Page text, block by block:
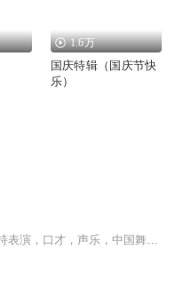
1.6万
国庆特辑（国庆节快
乐）